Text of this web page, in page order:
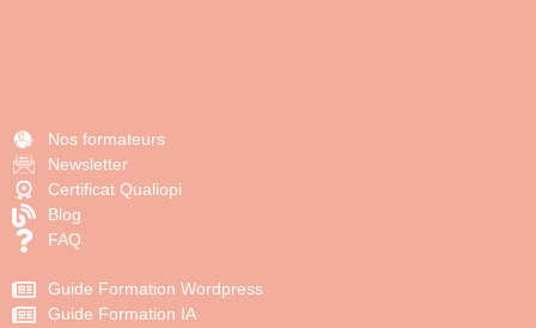
Nos formateurs
Newsletter
Certificat Qualiopi
Blog
FAQ
Guide Formation Wordpress
Guide Formation IA